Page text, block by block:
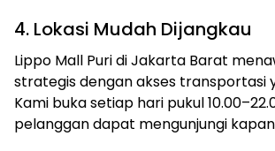
4. Lokasi Mudah Dijangkau
Lippo Mall Puri di Jakarta Barat
strategis dengan akses transportasi
Kami buka setiap hari pukul
pelanggan dapat mengunjungi